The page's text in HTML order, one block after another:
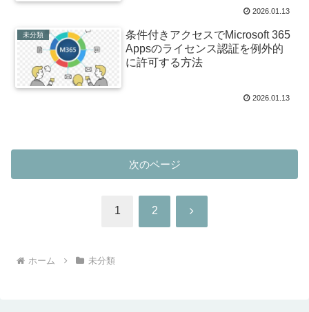
2026.01.13
未分類
条件付きアクセスでMicrosoft 365
Appsのライセンス認証を例外的
に許可する方法
2026.01.13
次のページ
1 2 次
ホーム 未分類